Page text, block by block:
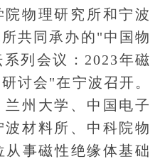
物理研究所和宁波
共同承办的"中国物
列会议：2023年磁
讨会"在宁波召开。
州大学、中国电子
材料所、中科院物
事磁性绝缘体基础